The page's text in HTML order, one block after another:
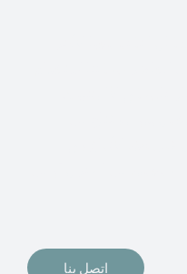
اتصل بنا